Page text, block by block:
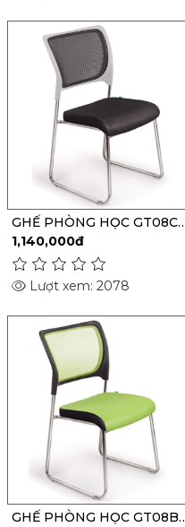
GHẾ PHÒNG HỌC GT08C-
M
1,140,000đ
Lượt xem: 2078
GHẾ PHÒNG HỌC GT08B-